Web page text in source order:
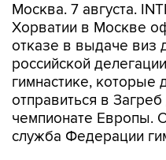
Москва. 7 августа.
Хорватии в Москве
отказе в выдаче виз
российской
гимнастике,
отправиться в Загреб
чемпионате Европы.
служба Федерации